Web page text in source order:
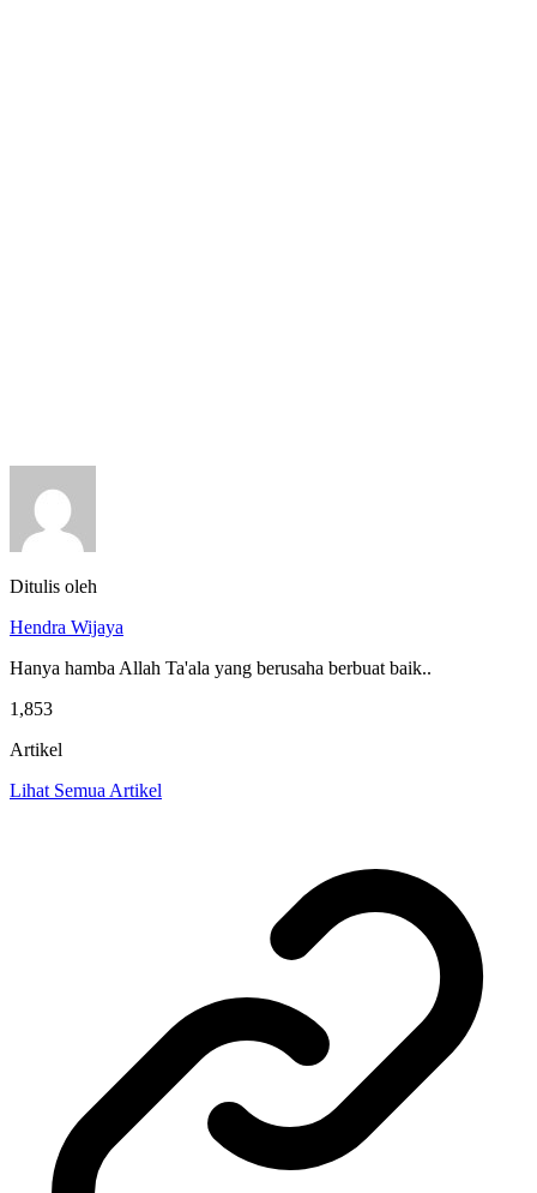
Ditulis oleh
Hendra Wijaya
Hanya hamba Allah Ta'ala yang berusaha berbuat baik..
1,853
Artikel
Lihat Semua Artikel